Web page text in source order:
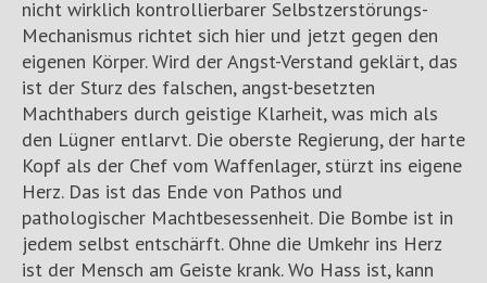
nicht wirklich kontrollierbarer Selbstzerstörungs-
Mechanismus richtet sich hier und jetzt gegen den
eigenen Körper. Wird der Angst-Verstand geklärt, das
ist der Sturz des falschen, angst-besetzten
Machthabers durch geistige Klarheit, was mich als
den Lügner entlarvt. Die oberste Regierung, der harte
Kopf als der Chef vom Waffenlager, stürzt ins eigene
Herz. Das ist das Ende von Pathos und
pathologischer Machtbesessenheit. Die Bombe ist in
jedem selbst entschärft. Ohne die Umkehr ins Herz
ist der Mensch am Geiste krank. Wo Hass ist, kann